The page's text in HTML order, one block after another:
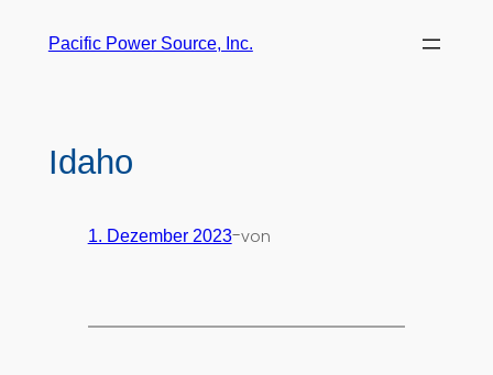
Pacific Power Source, Inc.
Idaho
1. Dezember 2023-von